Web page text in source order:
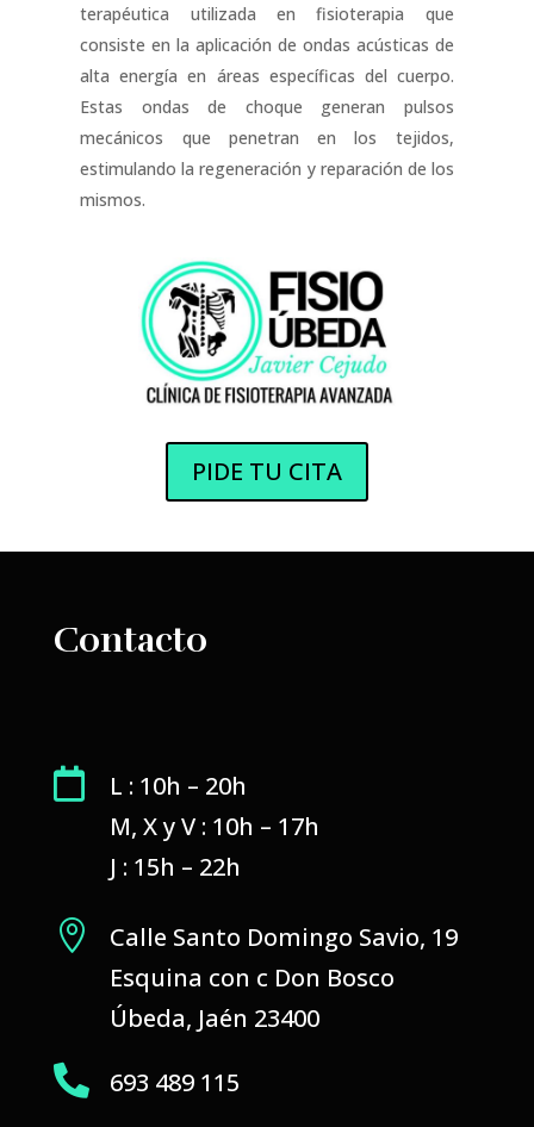
terapéutica utilizada en fisioterapia que
consiste en la aplicación de ondas acústicas de
alta energía en áreas específicas del cuerpo.
Estas ondas de choque generan pulsos
mecánicos que penetran en los tejidos,
estimulando la regeneración y reparación de los
mismos.
PIDE TU CITA
Contacto

L : 10h – 20h
M, X y V : 10h – 17h
J : 15h – 22h

Calle Santo Domingo Savio, 19
Esquina con c Don Bosco
Úbeda, Jaén 23400
 693 489 115